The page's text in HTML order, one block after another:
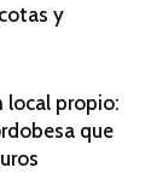
y
local propio:
que